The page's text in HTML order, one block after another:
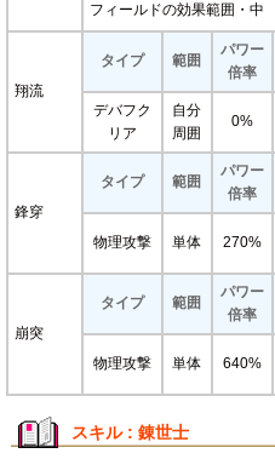
フィールドの効果範囲・中
翔流
タイプ 範囲
パワー
倍率
デバフク
リア
自分
周囲
0%
鋒穿
タイプ 範囲
パワー
倍率
物理攻撃 単体 270%
崩突
タイプ 範囲
パワー
倍率
物理攻撃 単体 640%
スキル : 錬世士